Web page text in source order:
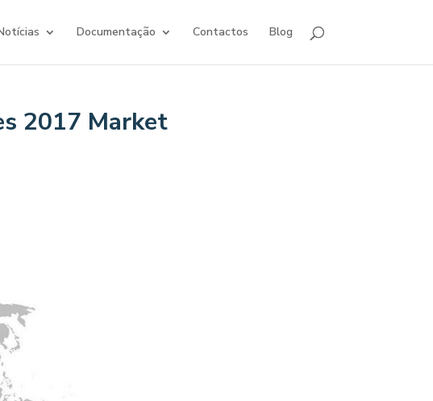
Documentação Contactos Blog
2017 Market